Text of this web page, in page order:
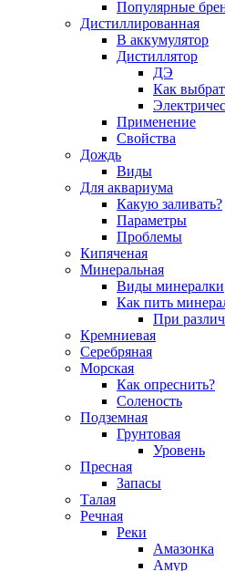
Популярные
Дистиллированная
В аккумулятор
Дистиллятор
ДЭ
Как
Применение
Свойства
Дождь
Виды
Для аквариума
Какую заливать?
Параметры
Проблемы
Кипяченая
Минеральная
Виды минералки
Как пить
При
Кремниевая
Серебряная
Морская
Как опреснить?
Соленость
Подземная
Грунтовая
Уровень
Пресная
Запасы
Талая
Речная
Реки
Амазонка
Амур